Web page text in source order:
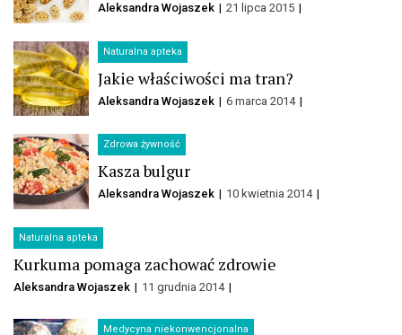
Aleksandra Wojaszek 21 lipca 2015
Naturalna apteka
Jakie właściwości ma tran?
Aleksandra Wojaszek 6 marca 2014
Zdrowa żywność
Kasza bulgur
Aleksandra Wojaszek 10 kwietnia 2014
Naturalna apteka
Kurkuma pomaga zachować zdrowie
Aleksandra Wojaszek 11 grudnia 2014
Medycyna niekonwencjonalna